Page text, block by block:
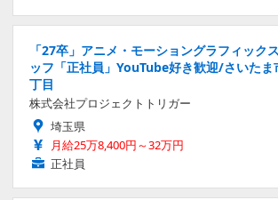
「27卒」アニメ・モーショングラフィック
ッフ「正社員」YouTube好き歓迎/さいたま
丁目
株式会社プロジェクトトリガー
埼玉県
月給25万8,400円～32万円
正社員